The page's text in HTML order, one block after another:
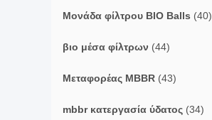
Μονάδα φίλτρου BIO Balls (40)
βιο μέσα φίλτρων (44)
Μεταφορέας MBBR (43)
mbbr κατεργασία ύδατος (34)